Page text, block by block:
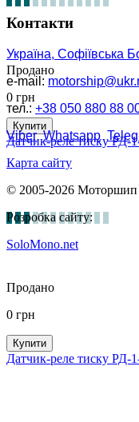
Продано
0 грн
Купити
Датчик-реле тиску
Продано
0 грн
Купити
Датчик-реле тиску
Контакти
Україна, Софіївська
e-mail:
тел.: +38 050 880 88
Viber Whatsapp
Карта сайту
© 2005-2026 Моторшип
Розробка сайту:
SoloMono.net